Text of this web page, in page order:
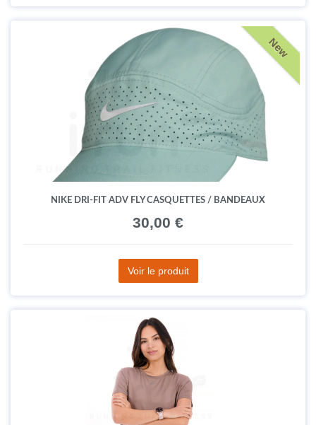
New
NIKE DRI-FIT ADV FLY CASQUETTES / BANDEAUX
30,00 €
Voir le produit